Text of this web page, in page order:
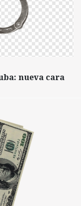
nueva cara